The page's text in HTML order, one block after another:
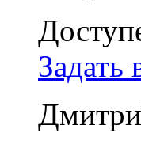
Задать